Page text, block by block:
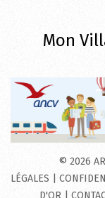
Mon
© 2026
LÉGALES